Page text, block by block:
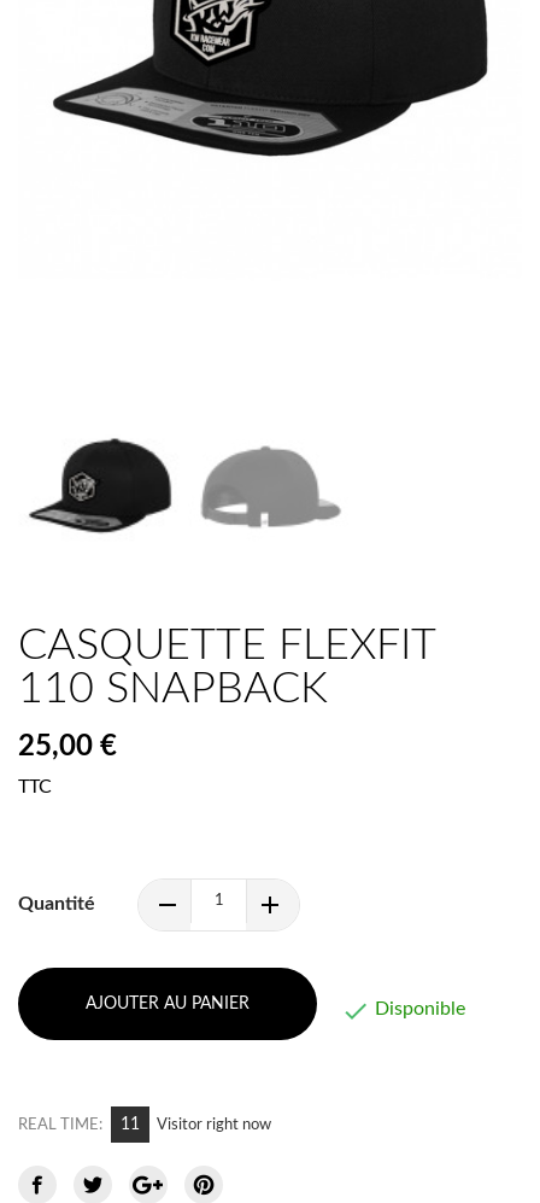
CASQUETTE FLEXFIT
110 SNAPBACK
25,00 €
TTC
Quantité
AJOUTER AU PANIER  Disponible
REAL TIME: 11 Visitor right now